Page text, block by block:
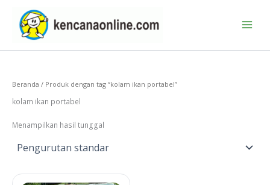
konten
Beranda / Produk dengan tag “kolam ikan portabel”
kolam ikan portabel
Menampilkan hasil tunggal